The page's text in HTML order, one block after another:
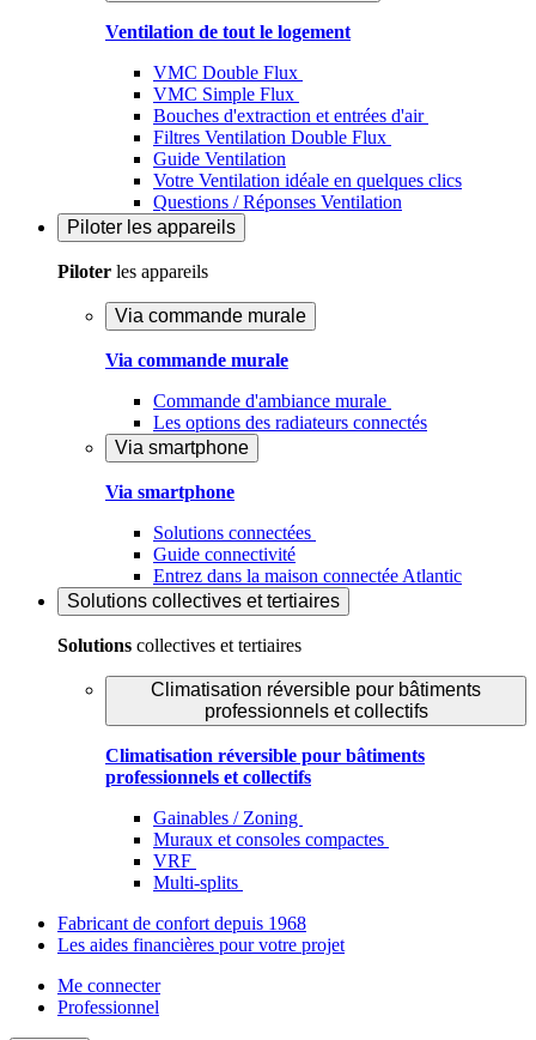
Ventilation de tout le logement
VMC Double Flux
VMC Simple Flux
Bouches d'extraction et entrées d'air
Filtres Ventilation Double Flux
Guide Ventilation
Votre Ventilation idéale en quelques clics
Questions / Réponses Ventilation
Piloter les appareils
Piloter les appareils
Via commande murale
Via commande murale
Commande d'ambiance murale
Les options des radiateurs connectés
Via smartphone
Via smartphone
Solutions connectées
Guide connectivité
Entrez dans la maison connectée Atlantic
Solutions collectives et tertiaires
Solutions collectives et tertiaires
Climatisation réversible pour bâtiments
professionnels et collectifs
Climatisation réversible pour bâtiments
professionnels et collectifs
Gainables / Zoning
Muraux et consoles compactes
VRF
Multi-splits
Fabricant de confort depuis 1968
Les aides financières pour votre projet
Me connecter
Professionnel